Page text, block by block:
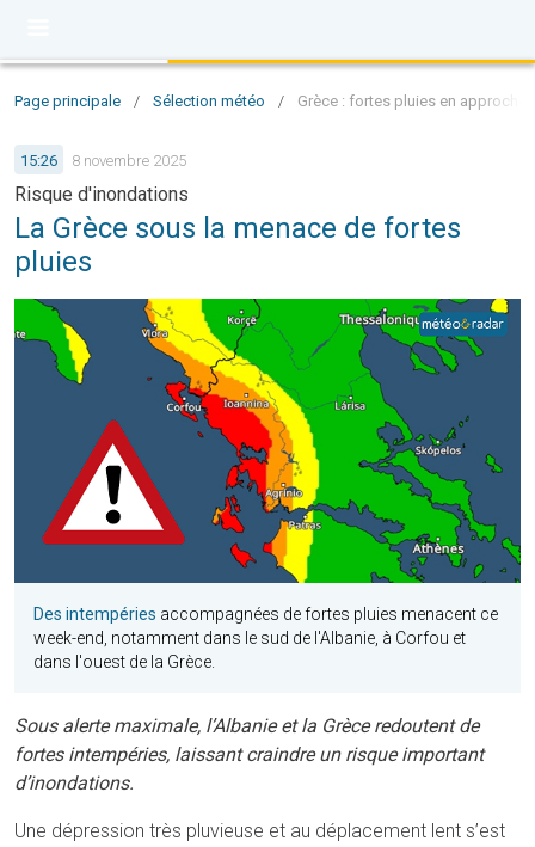
Page principale / Sélection météo / Grèce : fortes pluies en
15:26 8 novembre 2025
Risque d'inondations
La Grèce sous la menace de fortes
pluies
Des intempéries accompagnées de fortes pluies menacent ce
week-end, notamment dans le sud de l'Albanie, à Corfou et
dans l'ouest de la Grèce.
Sous alerte maximale, l’Albanie et la Grèce redoutent de
fortes intempéries, laissant craindre un risque important
d’inondations.
Une dépression très pluvieuse et au déplacement lent s’est